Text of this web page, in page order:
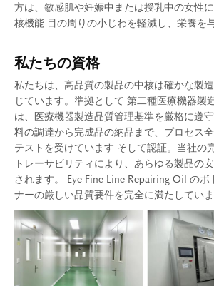
方は、敏感肌や妊娠中または授乳中の女性
核機能 目の周りの小じわを軽減し、栄養を
私たちの資格
私たちは、高品質の製品の中核は確かな製
じています。準拠として 第二種医療機器製
は、医療機器製造品質管理基準を厳格に遵
料の調達から完成品の納品まで、プロセス
テストを受けています そして認証。当社の
トレーサビリティにより、あらゆる製品の
されます。 Eye Fine Line Repairing Oil のボ
ナーの厳しい品質要件を完全に満たしていま